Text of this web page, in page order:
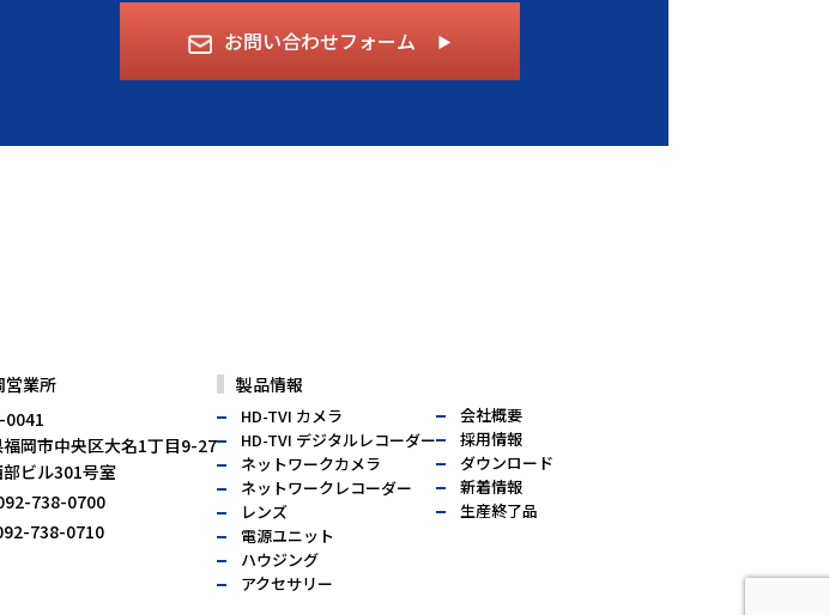
お問い合わせフォーム ▶︎
営業所
0041
岡市中央区大名1丁目9-27
ビル301号室
738-0700
738-0710
製品情報
HD-TVI カメラ
HD-TVI デジタルレコーダー
ネットワークカメラ
ネットワークレコーダー
レンズ
電源ユニット
ハウジング
アクセサリー
会社概要
採用情報
ダウンロード
新着情報
生産終了品